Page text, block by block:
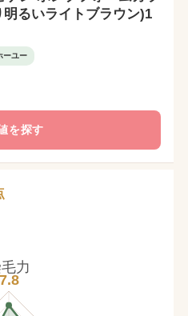
るいライトブラウン)1
ーユー
を探す
力
7.8